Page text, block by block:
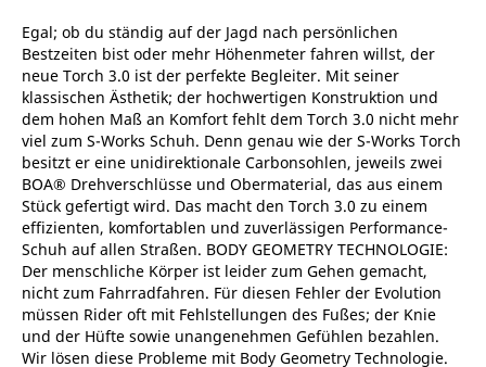
Egal; ob du ständig auf der Jagd nach persönlichen
Bestzeiten bist oder mehr Höhenmeter fahren willst, der
neue Torch 3.0 ist der perfekte Begleiter. Mit seiner
klassischen Ästhetik; der hochwertigen Konstruktion und
dem hohen Maß an Komfort fehlt dem Torch 3.0 nicht mehr
viel zum S-Works Schuh. Denn genau wie der S-Works Torch
besitzt er eine unidirektionale Carbonsohlen, jeweils zwei
BOA® Drehverschlüsse und Obermaterial, das aus einem
Stück gefertigt wird. Das macht den Torch 3.0 zu einem
effizienten, komfortablen und zuverlässigen Performance-
Schuh auf allen Straßen. BODY GEOMETRY TECHNOLOGIE:
Der menschliche Körper ist leider zum Gehen gemacht,
nicht zum Fahrradfahren. Für diesen Fehler der Evolution
müssen Rider oft mit Fehlstellungen des Fußes; der Knie
und der Hüfte sowie unangenehmen Gefühlen bezahlen.
Wir lösen diese Probleme mit Body Geometry Technologie.